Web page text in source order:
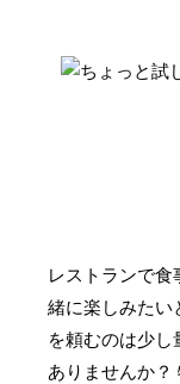
レストランで食
緒に楽しみたい
を頼むのは少し
ありませんか？